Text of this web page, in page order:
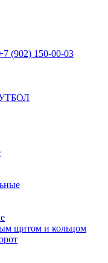
(902) 150-00-03
щитом и кольцом